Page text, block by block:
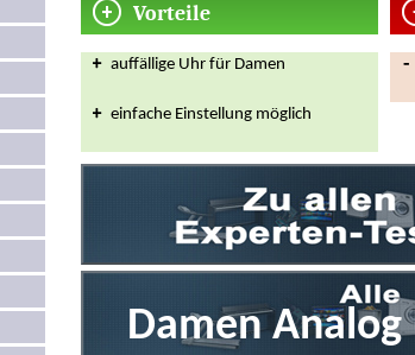
Vorteile
auffällige Uhr für Damen
einfache Einstellung möglich